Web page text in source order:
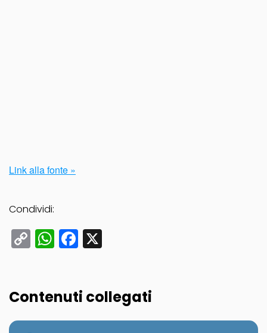
Link alla fonte »
Condividi:
CopyWhatsApp
Facebook
Contenuti collegati